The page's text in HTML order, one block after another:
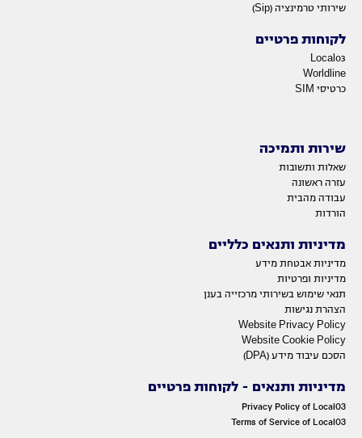
שירותי טרמינציה (Sip)
לקוחות פרטיים
Local03
Worldline
כרטיסי SIM
שירות ותמיכה
שאלות ותשובות
עזרה ראשונה
עבודה מהבית
הורדות
מדיניות ותנאים כלליים
מדיניות אבטחת מידע
מדיניות ופרטיות
תנאי שימוש בשירותי מרכזייה בענן
הצהרת נגישות
Website Privacy Policy
Website Cookie Policy
הסכם עיבוד מידע (DPA)
מדיניות ותנאים - לקוחות פרטיים
Privacy Policy of Local03
Terms of Service of Local03